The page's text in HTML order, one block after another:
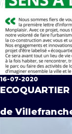
16-07-2020
de